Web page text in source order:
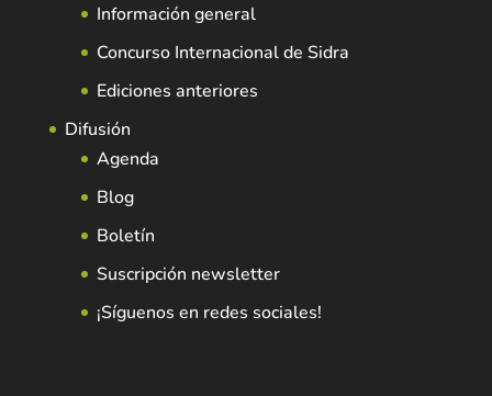
Información general
Concurso Internacional de Sidra
Ediciones anteriores
Difusión
Agenda
Blog
Boletín
Suscripción newsletter
¡Síguenos en redes sociales!